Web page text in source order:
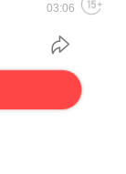
03:06